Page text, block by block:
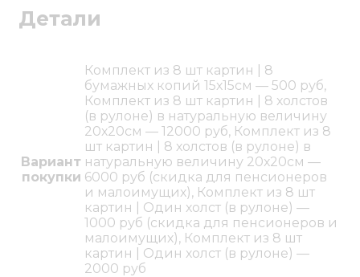
Детали
Вариант
покупки
Комплект из 8 шт картин | 8
бумажных копий 15х15см — 500 руб,
Комплект из 8 шт картин | 8 холстов
(в рулоне) в натуральную величину
20х20см — 12000 руб, Комплект из 8
шт картин | 8 холстов (в рулоне) в
натуральную величину 20х20см —
6000 руб (скидка для пенсионеров
и малоимущих), Комплект из 8 шт
картин | Один холст (в рулоне) —
1000 руб (скидка для пенсионеров и
малоимущих), Комплект из 8 шт
картин | Один холст (в рулоне) —
2000 руб